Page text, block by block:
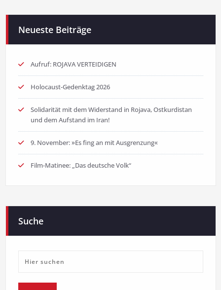
Neueste Beiträge
Aufruf: ROJAVA VERTEIDIGEN
Holocaust-Gedenktag 2026
Solidarität mit dem Widerstand in Rojava, Ostkurdistan
und dem Aufstand im Iran!
9. November: »Es fing an mit Ausgrenzung«
Film-Matinee: „Das deutsche Volk“
Suche